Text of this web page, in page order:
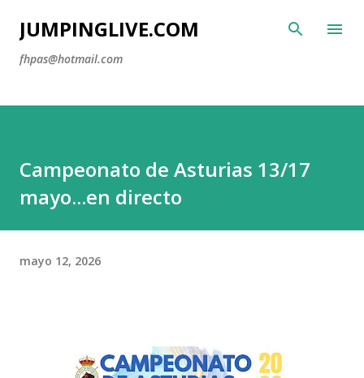
Ir al contenido principal
JUMPINGLIVE.COM
fhpas@hotmail.com
Campeonato de Asturias 13/17
mayo...en directo
mayo 12, 2026